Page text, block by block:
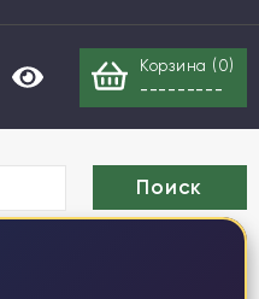
Корзина ( 0)
---------